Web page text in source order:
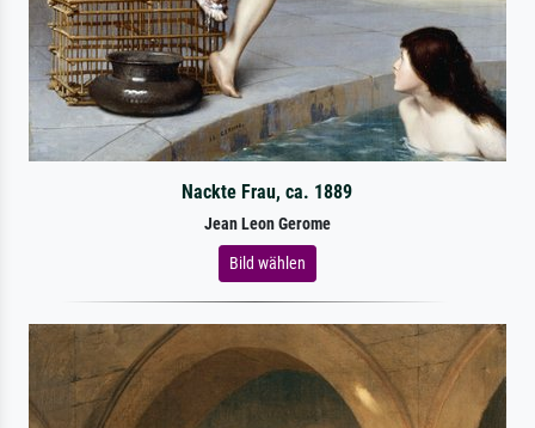
Nackte Frau, ca. 1889
Jean Leon Gerome
Bild wählen